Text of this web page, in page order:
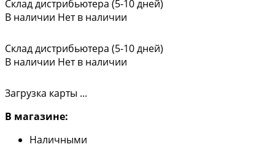
Склад дистрибьютера (5-10 дней)
В наличии Нет в наличии
Склад дистрибьютера (5-10 дней)
В наличии Нет в наличии
Загрузка карты ...
В магазине:
Наличными